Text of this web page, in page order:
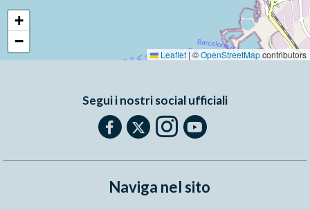
+
−
Leaflet | ©OpenStreetMapcontributors
Segui i nostri social ufficiali
Naviga nel sito